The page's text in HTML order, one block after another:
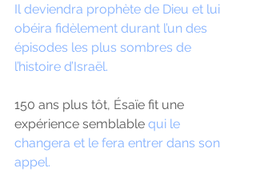
Il deviendra prophète de Dieu et lui
obéira fidèlement durant l’un des
épisodes les plus sombres de
l’histoire d’Israël.
150 ans plus tôt, Ésaïe fit une
expérience semblable qui le
changera et le fera entrer dans son
appel.